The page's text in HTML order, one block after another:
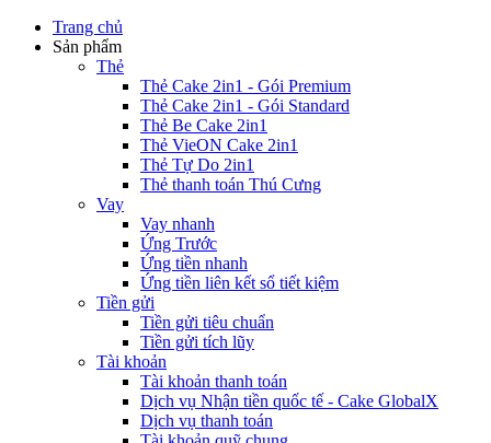
Trang chủ
Sản phẩm
Thẻ
Thẻ Cake 2in1 - Gói Premium
Thẻ Cake 2in1 - Gói Standard
Thẻ Be Cake 2in1
Thẻ VieON Cake 2in1
Thẻ Tự Do 2in1
Thẻ thanh toán Thú Cưng
Vay
Vay nhanh
Ứng Trước
Ứng tiền nhanh
Ứng tiền liên kết sổ tiết kiệm
Tiền gửi
Tiền gửi tiêu chuẩn
Tiền gửi tích lũy
Tài khoản
Tài khoản thanh toán
Dịch vụ Nhận tiền quốc tế - Cake GlobalX
Dịch vụ thanh toán